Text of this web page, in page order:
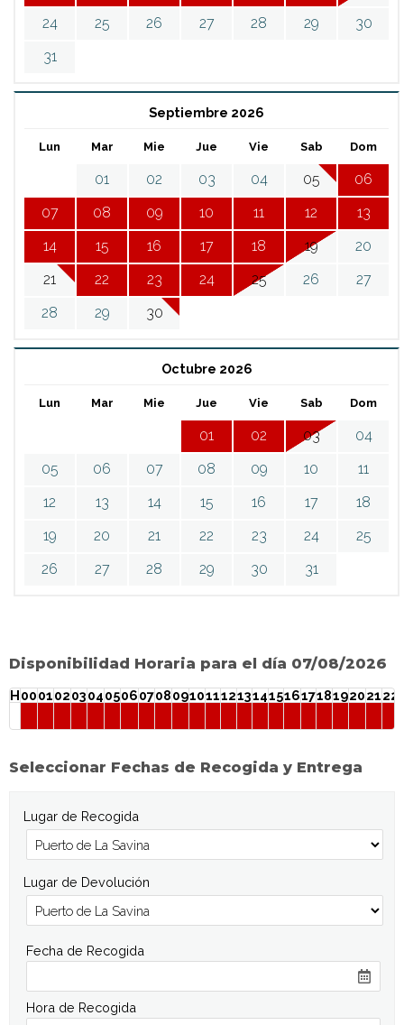
24
25 26 27 28 29
30
31
Septiembre 2026
Lun Mar Mie Jue Vie Sab Dom
01 02 03 04 05
06
07
08 09 10 11 12
13
14
15 16 17 18 19
20
21
22 23 24 25 26
27
28
29 30
Octubre 2026
Lun Mar Mie Jue Vie Sab Dom
01 02 03
04
05
06 07 08 09 10
11
12
13 14 15 16 17
18
19
20 21 22 23 24
25
26
27 28 29 30 31
Disponibilidad Horaria para el día 07/08/2026
H0001020304050607080910111213141516171819202122
Seleccionar Fechas de Recogida y Entrega
Lugar de Recogida
Lugar de Devolución
Fecha de Recogida
Hora de Recogida